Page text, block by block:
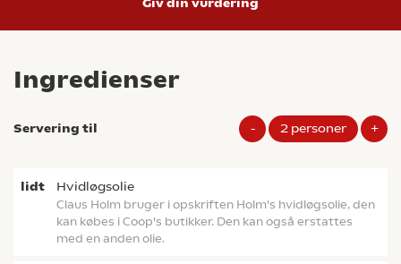
Ingredienser
Servering til - 2 personer +
lidt hvidløgsolie
Claus Holm bruger i opskriften Holm's hvidløgsolie, den
kan købes i Coop's butikker. Den kan også erstattes
med en anden olie.